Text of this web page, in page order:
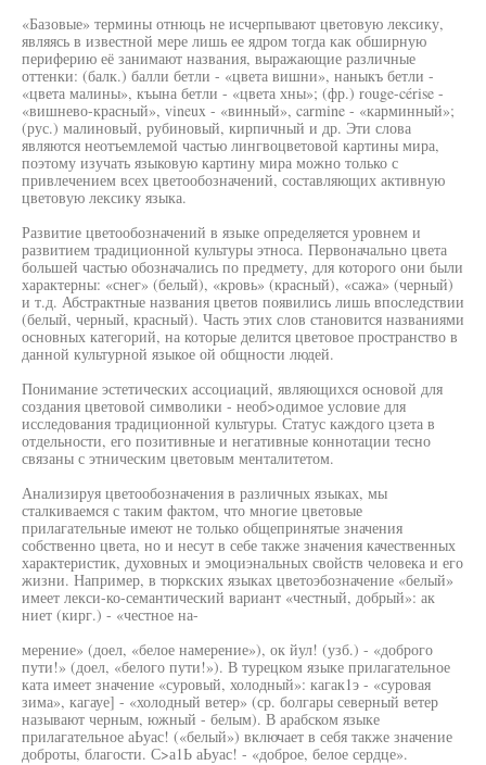
«Базовые» термины отнюць не исчерпывают цветовую лексику,
являясь в известной мере лишь ее ядром тогда как обширную
периферию её занимают названия, выражающие различные
оттенки: (балк.) балли бетли - «цвета вишни», наныкъ бетли -
«цвета малины», къына бетли - «цвета хны»; (фр.) rouge-cérise -
«вишнево-красный», vineux - «винный», carmine - «карминный»;
(рус.) малиновый, рубиновый, кирпичный и др. Эти слова
являются неотъемлемой частью лингвоцветовой картины мира,
поэтому изучать языковую картину мира можно только с
привлечением всех цветообозначений, составляющих активную
цветовую лексику языка.
Развитие цветообозначений в языке определяется уровнем и
развитием традиционной культуры этноса. Первоначально цвета
большей частью обозначались по предмету, для которого они были
характерны: «снег» (белый), «кровь» (красный), «сажа» (черный)
и т.д. Абстрактные названия цветов появились лишь впоследствии
(белый, черный, красный). Часть этих слов становится названиями
основных категорий, на которые делится цветовое пространство в
данной культурной языкое ой общности людей.
Понимание эстетических ассоциаций, являющихся основой для
создания цветовой символики - необ>одимое условие для
исследования традиционной культуры. Статус каждого цзета в
отдельности, его позитивные и негативные коннотации тесно
связаны с этническим цветовым менталитетом.
Анализируя цветообозначения в различных языках, мы
сталкиваемся с таким фактом, что многие цветовые
прилагательные имеют не только общепринятые значения
собственно цвета, но и несут в себе также значения качественных
характеристик, духовных и эмоциэнальных свойств человека и его
жизни. Например, в тюркских языках цветоэбозначение «белый»
имеет лекси-ко-семантический вариант «честный, добрый»: ак
ниет (кирг.) - «честное на-
мерение» (доел, «белое намерение»), ок йул! (узб.) - «доброго
пути!» (доел, «белого пути!»). В турецком языке прилагательное
ката имеет значение «суровый, холодный»: кагак1э - «суровая
зима», кагауе] - «холодный ветер» (ср. болгары северный ветер
называют черным, южный - белым). В арабском языке
прилагательное аЬуас! («белый») включает в себя также значение
доброты, благости. С>а1Ь аЬуас! - «доброе, белое сердце».